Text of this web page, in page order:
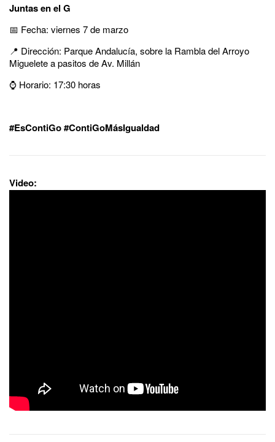
Juntas en el G
📅 Fecha: viernes 7 de marzo
📍 Dirección: Parque Andalucía, sobre la Rambla del Arroyo
Miguelete a pasitos de Av. Millán
⌚ Horario: 17:30 horas
#EsContiGo #ContiGoMásIgualdad
Video: